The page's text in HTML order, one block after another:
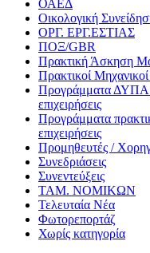
ΟΑΕΔ
Οικολογική
ΟΡΓ. ΕΡΓ.ΕΣΤΙΑΣ
ΠΟΞ/GBR
Πρακτική Άσκηση
Πρακτικοί
Προγράμματα ΔΥΠΑ
επιχειρήσεις
Προγράμματα
επιχειρήσεις
Προμηθευτές /
Συνεδριάσεις
Συνεντεύξεις
ΤΑΜ. ΝΟΜΙΚΩΝ
Τελευταία Νέα
Φωτορεπορτάζ
Χωρίς κατηγορία